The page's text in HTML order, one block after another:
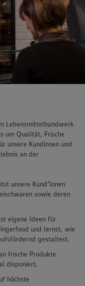
Lebensmittelhandwerk
um Qualität, Frische
unsere Kundinnen und
an der
unsere Kund*innen
sowie deren
eigene Ideen für
und lernst, wie
gestaltest.
frische Produkte
disponiert.
höchste